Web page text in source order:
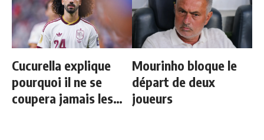
Cucurella explique
pourquoi il ne se
coupera jamais les
Mourinho bloque le
départ de deux
joueurs